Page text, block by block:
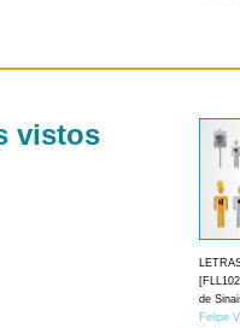
vistos
de
Felipe